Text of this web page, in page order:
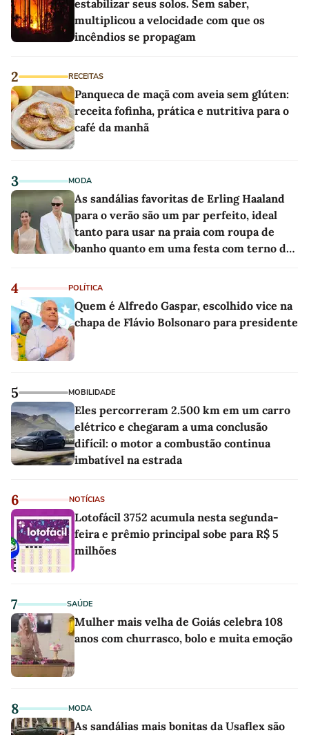
estabilizar seus solos. Sem saber,
multiplicou a velocidade com que os
incêndios se propagam
2 RECEITAS
Panqueca de maçã com aveia sem glúten:
receita fofinha, prática e nutritiva para o
café da manhã
3 MODA
As sandálias favoritas de Erling Haaland
para o verão são um par perfeito, ideal
tanto para usar na praia com roupa de
banho quanto em uma festa com terno de
4 POLÍTICA
Quem é Alfredo Gaspar, escolhido vice na
chapa de Flávio Bolsonaro para presidente
5 MOBILIDADE
Eles percorreram 2.500 km em um carro
elétrico e chegaram a uma conclusão
difícil: o motor a combustão continua
imbatível na estrada
6 NOTÍCIAS
Lotofácil 3752 acumula nesta segunda-
feira e prêmio principal sobe para R$ 5
milhões
7 SAÚDE
Mulher mais velha de Goiás celebra 108
anos com churrasco, bolo e muita emoção
8 MODA
As sandálias mais bonitas da Usaflex são